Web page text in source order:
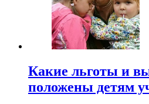
Какие льготы и
положены детям